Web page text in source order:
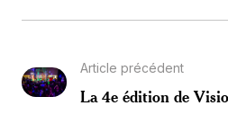
Article précédent
La 4e édition de